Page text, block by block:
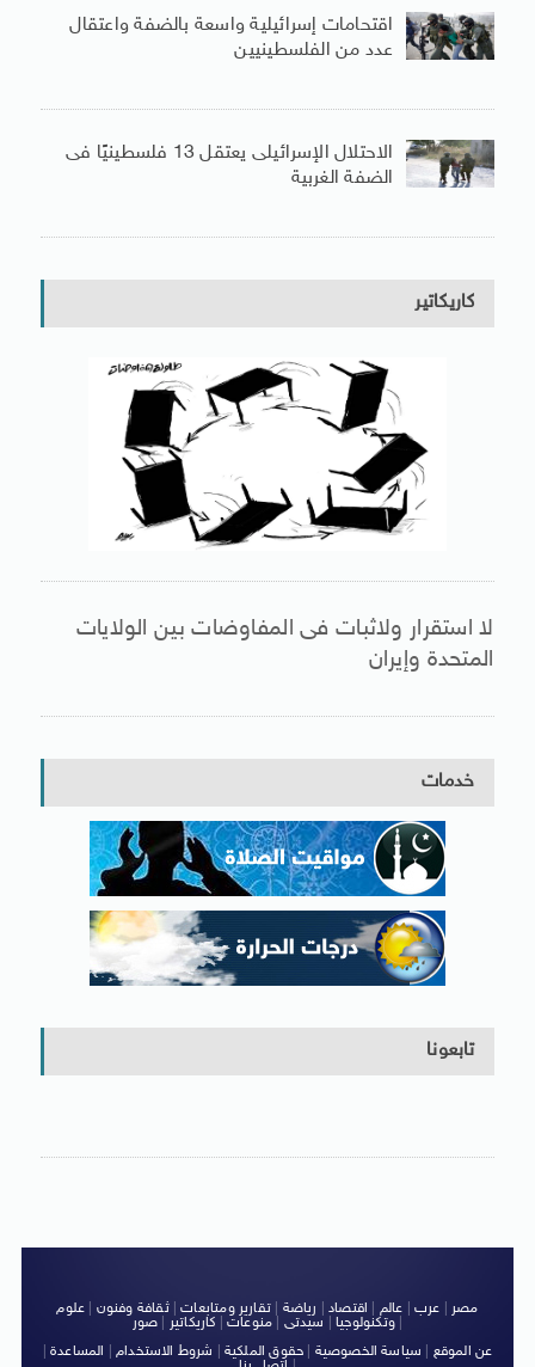
اقتحامات إسرائيلية واسعة بالضفة واعتقال
عدد من الفلسطينيين
الاحتلال الإسرائيلى يعتقل 13 فلسطينيًا فى
الضفة الغربية
كاريكاتير
لا استقرار ولاثبات فى المفاوضات بين الولايات
المتحدة وإيران
خدمات
تابعونا
مصر عرب عالم اقتصاد رياضة |تقارير ومتابعات|ثقافة وفنون
علوم
وتكنولوجيا| سيدتى منوعات كاريكاتير صور
|
عن الموقع
سياسة الخصوصية حقوق الملكية شروط الاستخدام| المساعدة|